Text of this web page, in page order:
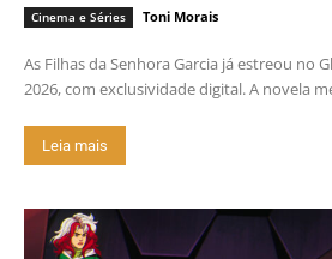
Cinema e Séries Toni Morais
As Filhas da Senhora Garcia já estreou no
2026, com exclusividade digital. A novela
Leia mais